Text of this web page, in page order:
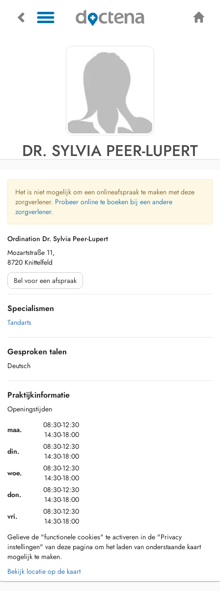
DR. SYLVIA PEER-LUPERT
Het is niet mogelijk om een onlineafspraak te maken met deze
zorgverlener. Probeer online te boeken bij een andere
zorgverlener.
Ordination Dr. Sylvia Peer-Lupert
Mozartstraße 11,
8720 Knittelfeld
Bel voor een afspraak
Specialismen
Tandarts
Gesproken talen
Deutsch
Praktijkinformatie
Openingstijden
maa.
08:30-12:30
14:30-18:00
din.
08:30-12:30
14:30-18:00
woe.
08:30-12:30
14:30-18:00
don.
08:30-12:30
14:30-18:00
vri.
08:30-12:30
14:30-18:00
Gelieve de "functionele cookies" te activeren in de "Privacy
instellingen" van deze pagina om het laden van onderstaande kaart
mogelijk te maken.
Bekijk locatie op de kaart